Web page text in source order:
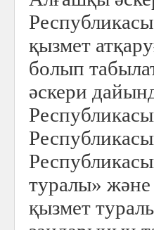
қызмет
болып
әскери
туралы» және
қызмет